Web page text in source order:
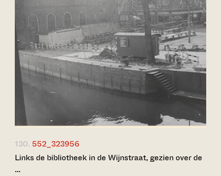
130. 552_323956
Links de bibliotheek in de Wijnstraat, gezien over de
…